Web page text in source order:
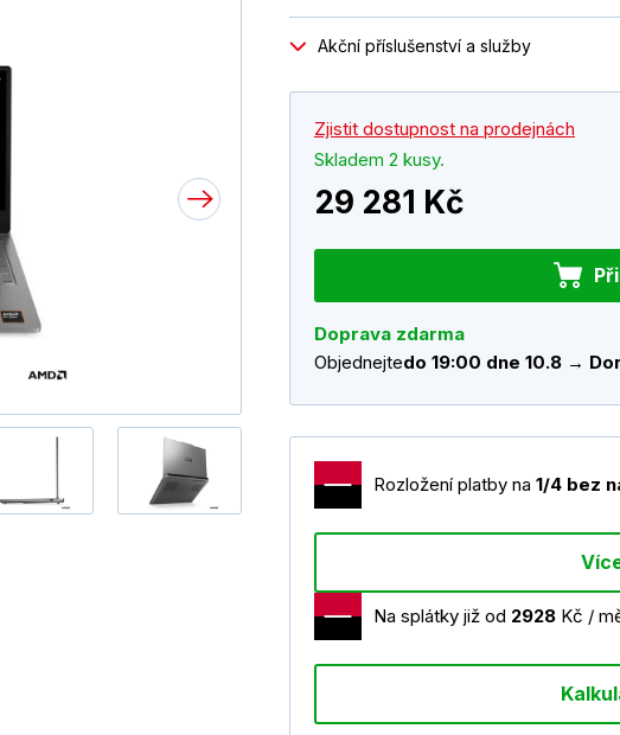
Akční příslušenství a služby
Zjistit dostupnost na prodejnách
Skladem 2 kusy.
29 281 Kč
Doprava zdarma
Objednejtedo 19:00 dne 10.8 →
Rozložení platby na 1/4 bez
Na splátky již od 2928 Kč /